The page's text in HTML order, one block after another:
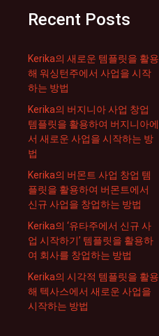
Recent Posts
Kerika의 새로운 템플릿을 활용
해 워싱턴주에서 사업을 시작
하는 방법
Kerika의 버지니아 사업 창업
템플릿을 활용하여 버지니아에
서 새로운 사업을 시작하는 방
법
Kerika의 버몬트 사업 창업 템
플릿을 활용하여 버몬트에서
신규 사업을 창업하는 방법
Kerika의 ‘유타주에서 신규 사
업 시작하기’ 템플릿을 활용하
여 회사를 창업하는 방법
Kerika의 시각적 템플릿을 활용
해 텍사스에서 새로운 사업을
시작하는 방법